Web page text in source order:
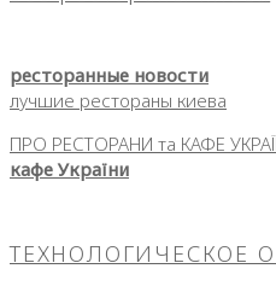
ресторанные новости
лучшие рестораны киева
ПРО РЕСТОРАНИ та КАФЕ
кафе України
ТЕХНОЛОГИЧЕСКОЕ